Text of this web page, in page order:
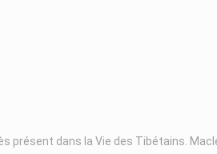
présent dans la Vie des Tibétains.